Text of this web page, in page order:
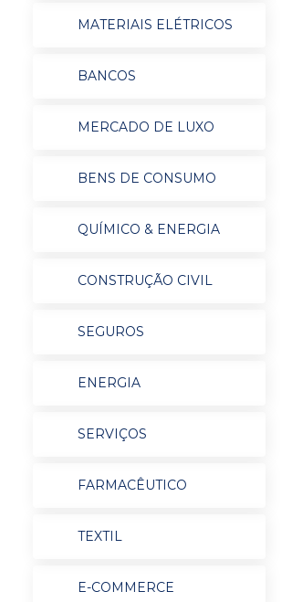
MATERIAIS ELÉTRICOS
BANCOS
MERCADO DE LUXO
BENS DE CONSUMO
QUÍMICO & ENERGIA
CONSTRUÇÃO CIVIL
SEGUROS
ENERGIA
SERVIÇOS
FARMACÊUTICO
TEXTIL
E-COMMERCE